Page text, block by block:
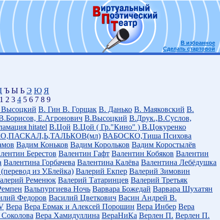
В избранное
Сделать стартовой
Ъ Ы Ь Э Ю Я
2 3 4 5 6 7 8 9
В. Гин В. Горщак В. Данько В. Маяковский В.
Е.Агронович В.Высоцкий В.Друк.,В.Суслов,
hitatel В.Цой В.Цой ( Гр."Кино" ) В.Цокуренко
ВАБОСКО,Тиша Психова
Вадим Коньков Вадим Корольков Вадим Коростылёв
Берестов Валентин Гафт Валентин Кобяков Валентин
Валентина Горбачева Валентина Калёва Валентина Лебёдушка
из У.Блейка) Валерий Екпер Валерий Зимовин
Ременюк Валерий Татаринцев Валерий Третьяк
Вальпургиева Ночь Варвара Божедай Варвара Шухатян
Федоров Василий Цветкович Васин Андрей В.
Вера Вера Ермак и Алексей Порошин Вера Инбер Вера
Вера Хамидуллина ВераНиКа Верлен П. Верлен П.